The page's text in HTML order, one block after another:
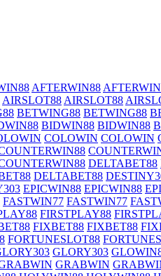
AFTERWIN88
AIRSLOT88AIRSLOT88
BETWING88 BETWING88
BIDWIN88 BIDWIN88
COLOWIN COLOWIN
DELTABET88
DELTABET88
EPICWIN88 EPICWIN88
FASTWIN77 FASTWIN77
FIRSTPLAY88
FIXBET88 FIXBET88
FORTUNESLOT88
GLORY303
GRABWIN